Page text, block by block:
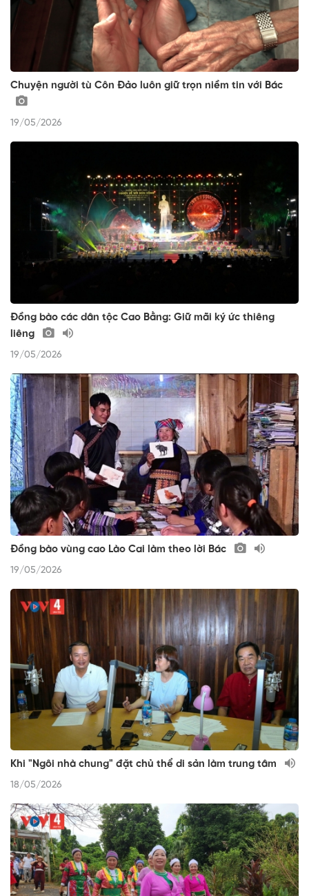
Chuyện người tù Côn Đảo luôn giữ trọn niềm tin với Bác
19/05/2026
Đồng bào các dân tộc Cao Bằng: Giữ mãi ký ức thiêng
liêng
19/05/2026
Đồng bào vùng cao Lào Cai làm theo lời Bác
19/05/2026
Khi "Ngôi nhà chung" đặt chủ thể di sản làm trung tâm
18/05/2026